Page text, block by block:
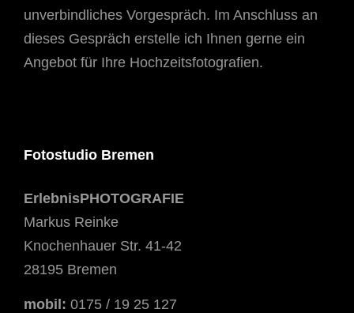
unverbindliches Vorgespräch. Im Anschluss an
dieses Gespräch erstelle ich Ihnen gerne ein
Angebot für Ihre Hochzeitsfotografien.
Fotostudio Bremen
ErlebnisPHOTOGRAFIE
Markus Reinke
Knochenhauer Str. 41-42
28195 Bremen
mobil: 0175 / 19 25 127